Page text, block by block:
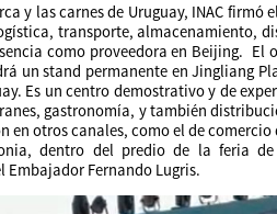
y las carnes de Uruguay, INAC firmó
transporte, almacenamiento,
como proveedora en Beijing. El
un stand permanente en Jingliang
Es un centro demostrativo y de
gastronomía, y también
en otros canales, como el de
dentro del predio de la feria
Embajador Fernando Lugris.